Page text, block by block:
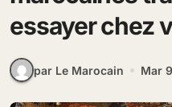
essayer chez
par Le Marocain Mar